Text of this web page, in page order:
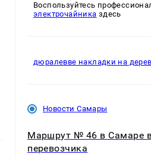
Воспользуйтесь
электрочайника здесь
дюралевве накладки на
Новости Самары
Маршрут № 46 в Самаре
перевозчика